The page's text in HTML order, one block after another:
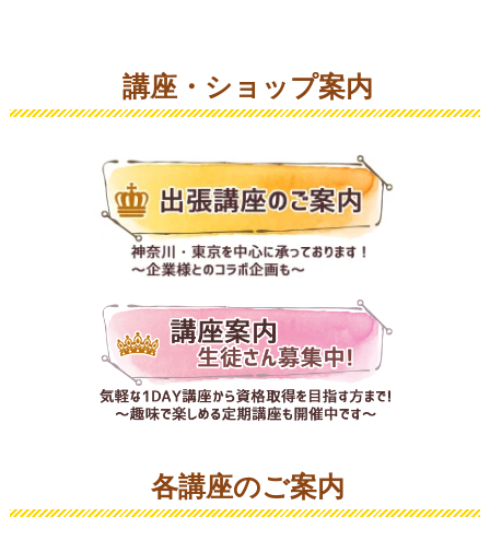
講座・ショップ案内
各講座のご案内